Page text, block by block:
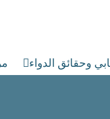
وحقائق الدواء